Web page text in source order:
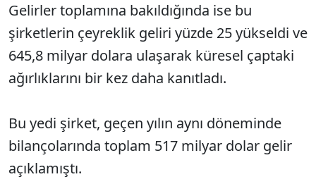
Gelirler toplamına bakıldığında ise bu
şirketlerin çeyreklik geliri yüzde 25 yükseldi ve
645,8 milyar dolara ulaşarak küresel çaptaki
ağırlıklarını bir kez daha kanıtladı.
Bu yedi şirket, geçen yılın aynı döneminde
bilançolarında toplam 517 milyar dolar gelir
açıklamıştı.